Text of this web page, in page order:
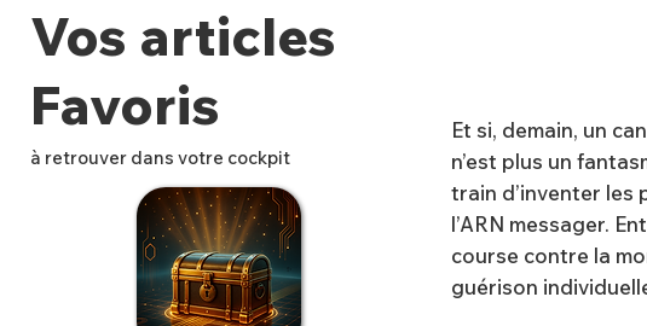
Et si, demain, un
n’est plus un
train d’inventer les
l’ARN messager.
course contre la
guérison
Vos articles
Favoris
à retrouver dans votre cockpit